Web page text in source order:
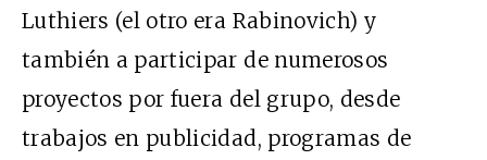
Luthiers (el otro era Rabinovich) y
también a participar de numerosos
proyectos por fuera del grupo, desde
trabajos en publicidad, programas de